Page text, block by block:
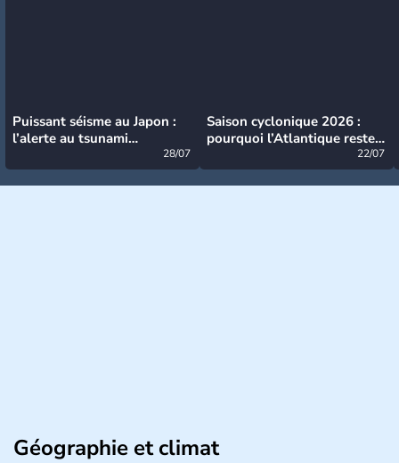
Puissant séisme au Japon :
l’alerte au tsunami
28/07
Saison cyclonique 2026 :
pourquoi l’Atlantique reste
22/07
Géographie et climat